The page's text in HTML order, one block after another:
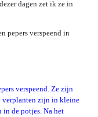
dagen zet ik ze in
pepers verspeend in
verspeend. Ze zijn
verplanten zijn in kleine
in de potjes. Na het